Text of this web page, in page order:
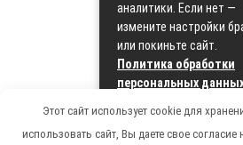
аналитики. Если нет —
измените настройки
или покиньте сайт.
Политика обработки
персональных
Принять
Этот сайт использует cookie для
использовать сайт, Вы даете свое согласие